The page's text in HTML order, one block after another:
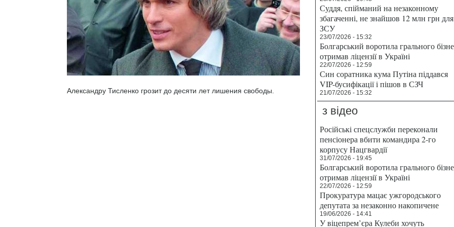
Александру Тисленко грозит до десяти лет лишения свободы.
Суддя, спійманий на незаконному
збагаченні, не знайшов 12 млн грн для
ЗСУ
23/07/2026 - 15:32
Болгарський воротила грального
отримав ліцензії в Україні
22/07/2026 - 12:59
Син соратника кума Путіна піддався
VIP-бусифікації і пішов в СЗЧ
21/07/2026 - 15:32
з відео
Російські спецслужби переконали
пенсіонера вбити командира 2-го
корпусу Нацгвардії
31/07/2026 - 19:45
Болгарський воротила грального
отримав ліцензії в Україні
22/07/2026 - 12:59
Прокуратура мацає ужгородського
депутата за незаконно накопичене
19/06/2026 - 14:41
У віцепрем’єра Кулеби хочуть